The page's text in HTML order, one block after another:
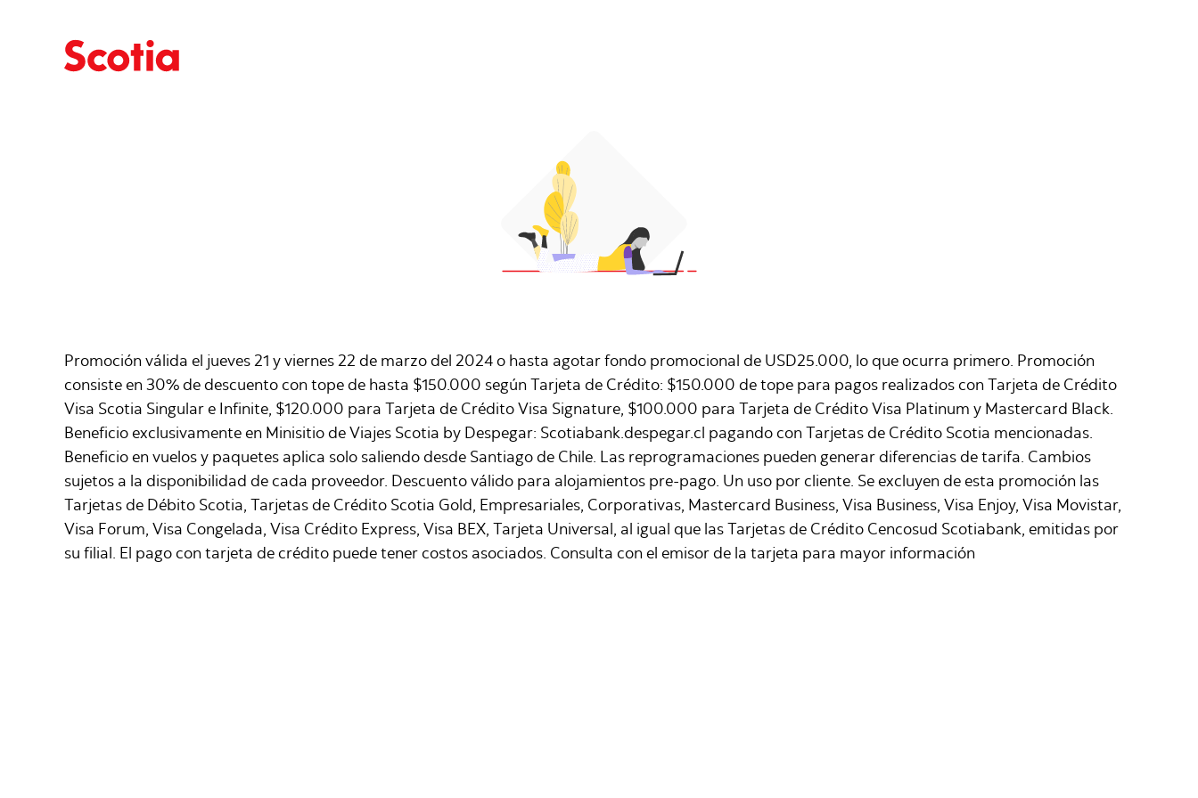
Promoción válida el jueves 21 y viernes 22 de marzo del 2024 o hasta agotar fondo promocional de USD25.000, lo que ocurra primero. Promoción
consiste en 30% de descuento con tope de hasta $150.000 según Tarjeta de Crédito: $150.000 de tope para pagos realizados con Tarjeta de Crédito
Visa Scotia Singular e Infinite, $120.000 para Tarjeta de Crédito Visa Signature, $100.000 para Tarjeta de Crédito Visa Platinum y Mastercard Black.
Beneficio exclusivamente en Minisitio de Viajes Scotia by Despegar: Scotiabank.despegar.cl pagando con Tarjetas de Crédito Scotia mencionadas.
Beneficio en vuelos y paquetes aplica solo saliendo desde Santiago de Chile. Las reprogramaciones pueden generar diferencias de tarifa. Cambios
sujetos a la disponibilidad de cada proveedor. Descuento válido para alojamientos pre-pago. Un uso por cliente. Se excluyen de esta promoción las
Tarjetas de Débito Scotia, Tarjetas de Crédito Scotia Gold, Empresariales, Corporativas, Mastercard Business, Visa Business, Visa Enjoy, Visa Movistar,
Visa Forum, Visa Congelada, Visa Crédito Express, Visa BEX, Tarjeta Universal, al igual que las Tarjetas de Crédito Cencosud Scotiabank, emitidas por
su filial. El pago con tarjeta de crédito puede tener costos asociados. Consulta con el emisor de la tarjeta para mayor información